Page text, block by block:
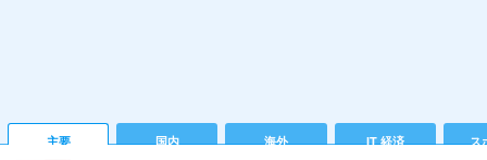
主要 国内 海外 IT 経済 ス